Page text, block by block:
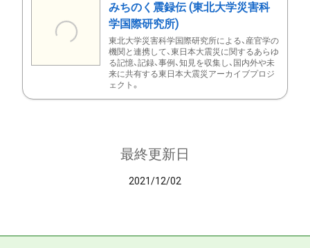
みちのく震録伝 (東北大学災害科
学国際研究所)
東北大学災害科学国際研究所による、産官学の
機関と連携して、東日本大震災に関するあらゆ
る記憶、記録、事例、知見を収集し、国内外や未
来に共有する東日本大震災アーカイブプロジ
ェクト。
最終更新日
2021/12/02